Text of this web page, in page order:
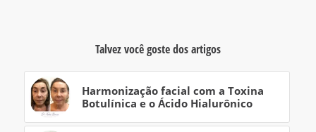
Talvez você goste dos artigos
Harmonização facial com a Toxina
Botulínica e o Ácido Hialurônico